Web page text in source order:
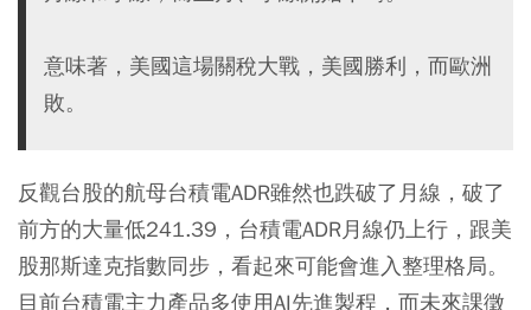
意味著，美國這場關稅大戰，美國勝利，而歐洲
敗。
反觀台股的航母台積電ADR雖然也跌破了月線，破了
前方的大量低241.39，台積電ADR月線仍上行，跟美
股那斯達克指數同步，看起來可能會進入整理格局。
目前台積電主力產品多使用AI先進製程，而未來課徵